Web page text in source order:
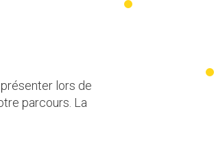
lors de
parcours. La